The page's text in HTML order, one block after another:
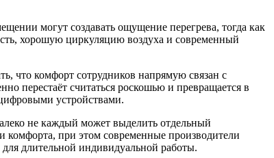
могут создавать ощущение перегрева, тогда как
хорошую циркуляцию воздуха и современный
что комфорт сотрудников напрямую связан с
перестаёт считаться роскошью и превращается в
устройствами.
не каждый может выделить отдельный
комфорта, при этом современные производители
длительной индивидуальной работы.